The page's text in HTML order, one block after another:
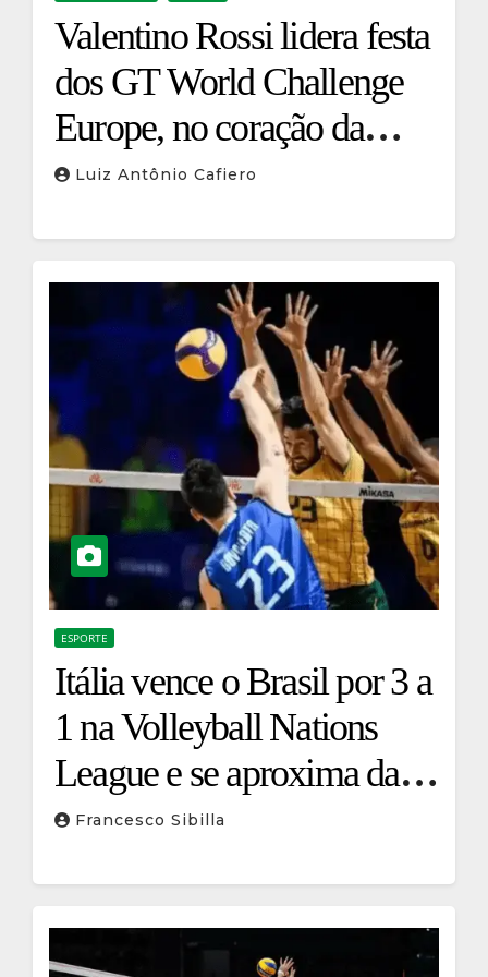
Valentino Rossi lidera festa
dos GT World Challenge
Europe, no coração da
Motor Valley italiana
Luiz Antônio Cafiero
ESPORTE
Itália vence o Brasil por 3 a
1 na Volleyball Nations
League e se aproxima das
Finais
Francesco Sibilla